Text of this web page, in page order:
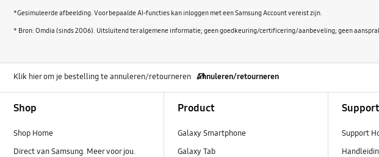
*Gesimuleerde afbeelding. Voor bepaalde AI-functies kan inloggen met een Samsung Account vereist zijn.
* Bron: Omdia (sinds 2006). Uitsluitend ter algemene informatie; geen goedkeuring/certificering/aanbeveling; geen
Klik hier om je bestelling te annuleren/retourneren Annuleren/retourneren
Shop
Shop Home
Direct van Samsung. Meer voor jou.
Product
Galaxy Smartphone
Galaxy Tab
Support
Support